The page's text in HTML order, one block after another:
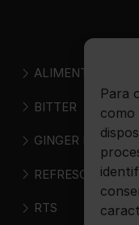
Para
como
ALIMENTOS
BITTER
GINGER BEER
REFRESCOS
RTS